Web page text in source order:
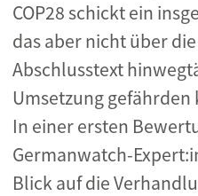
COP28 schickt ein
das aber nicht über
Abschlusstext
Umsetzung gefährden
In einer ersten
Germanwatch-
Blick auf die